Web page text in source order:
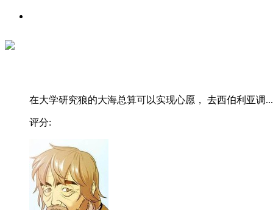
在大学研究狼的大海总算可以实现心愿， 去西伯利亚调...
评分: